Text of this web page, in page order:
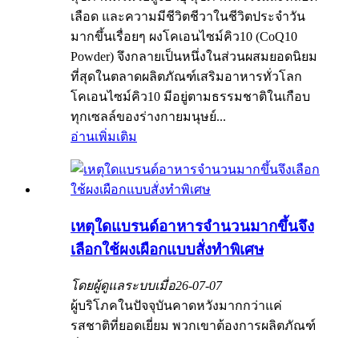
เลือด และความมีชีวิตชีวาในชีวิตประจำวัน
มากขึ้นเรื่อยๆ ผงโคเอนไซม์คิว10 (CoQ10
Powder) จึงกลายเป็นหนึ่งในส่วนผสมยอดนิยม
ที่สุดในตลาดผลิตภัณฑ์เสริมอาหารทั่วโลก
โคเอนไซม์คิว10 มีอยู่ตามธรรมชาติในเกือบ
ทุกเซลล์ของร่างกายมนุษย์...
อ่านเพิ่มเติม
เหตุใดแบรนด์อาหารจำนวนมากขึ้นจึง
เลือกใช้ผงเผือกแบบสั่งทำพิเศษ
โดยผู้ดูแลระบบเมื่อ26-07-07
ผู้บริโภคในปัจจุบันคาดหวังมากกว่าแค่
รสชาติที่ยอดเยี่ยม พวกเขาต้องการผลิตภัณฑ์